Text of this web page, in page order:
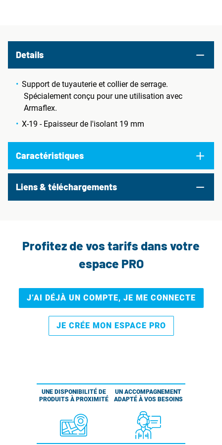
Details
Support de tuyauterie et collier de serrage.
Spécialement conçu pour une utilisation avec
Armaflex.
X-19 - Epaisseur de l'isolant 19 mm
Caractéristiques
Liens & téléchargements
Profitez de vos tarifs dans votre
espace PRO
J’AI DÉJÀ UN COMPTE, JE ME CONNECTE
JE CRÉE MON ESPACE PRO
UNE DISPONIBILITÉ DE
PRODUITS À PROXIMITÉ
UN ACCOMPAGNEMENT
ADAPTÉ À VOS BESOINS